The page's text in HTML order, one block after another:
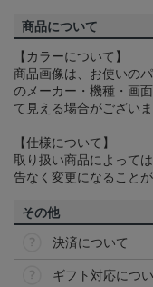
商品について
【カラーについて】
商品画像は、お使いの
のメーカー・機種・画
て見える場合がござい
【仕様について】
取り扱い商品によって
告なく変更になることが
その他
決済について
ギフト対応につ